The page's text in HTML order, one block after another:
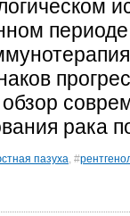
рака
пазуха, #